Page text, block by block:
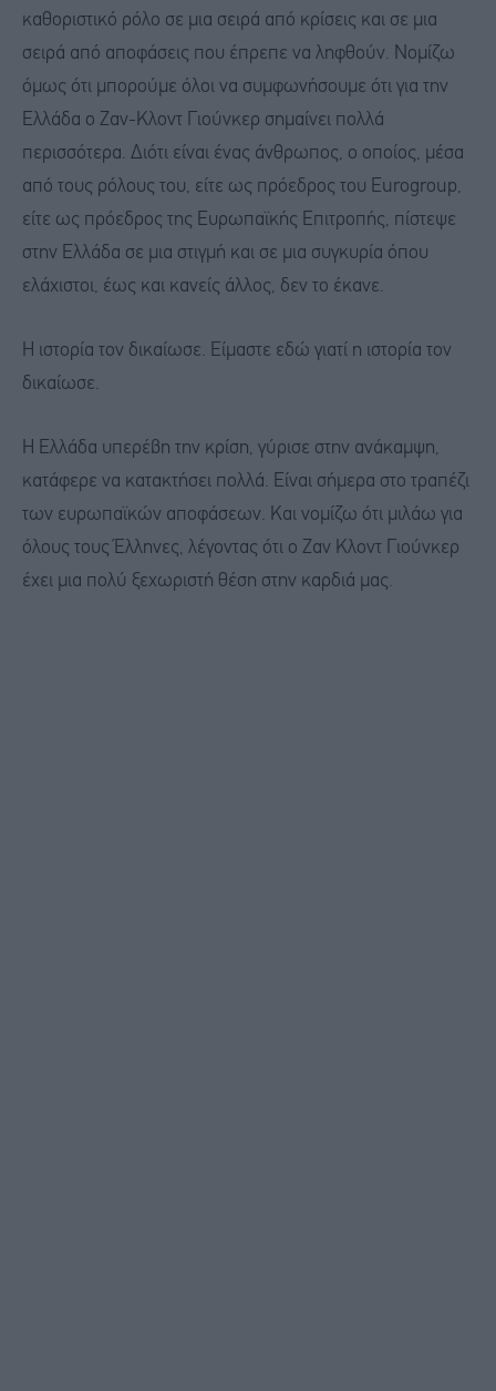
καθοριστικό ρόλο σε μια σειρά από κρίσεις και σε μια
σειρά από αποφάσεις που έπρεπε να ληφθούν. Νομίζω
όμως ότι μπορούμε όλοι να συμφωνήσουμε ότι για την
Ελλάδα ο Ζαν-Κλοντ Γιούνκερ σημαίνει πολλά
περισσότερα. Διότι είναι ένας άνθρωπος, ο οποίος, μέσα
από τους ρόλους του, είτε ως πρόεδρος του Eurogroup,
είτε ως πρόεδρος της Ευρωπαϊκής Επιτροπής, πίστεψε
στην Ελλάδα σε μια στιγμή και σε μια συγκυρία όπου
ελάχιστοι, έως και κανείς άλλος, δεν το έκανε.
Η ιστορία τον δικαίωσε. Είμαστε εδώ γιατί η ιστορία τον
δικαίωσε.
Η Ελλάδα υπερέβη την κρίση, γύρισε στην ανάκαμψη,
κατάφερε να κατακτήσει πολλά. Είναι σήμερα στο τραπέζι
των ευρωπαϊκών αποφάσεων. Και νομίζω ότι μιλάω για
όλους τους Έλληνες, λέγοντας ότι ο Ζαν Κλοντ Γιούνκερ
έχει μια πολύ ξεχωριστή θέση στην καρδιά μας.